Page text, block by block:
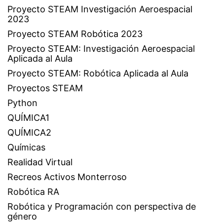
Proyecto STEAM Investigación Aeroespacial
2023
Proyecto STEAM Robótica 2023
Proyecto STEAM: Investigación Aeroespacial
Aplicada al Aula
Proyecto STEAM: Robótica Aplicada al Aula
Proyectos STEAM
Python
QUÍMICA1
QUÍMICA2
Químicas
Realidad Virtual
Recreos Activos Monterroso
Robótica RA
Robótica y Programación con perspectiva de
género